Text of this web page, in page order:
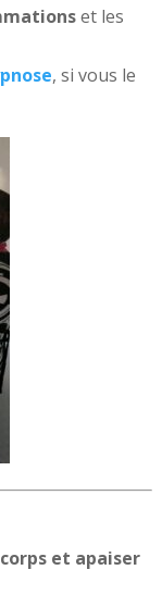
et les
, si vous le
et apaiser